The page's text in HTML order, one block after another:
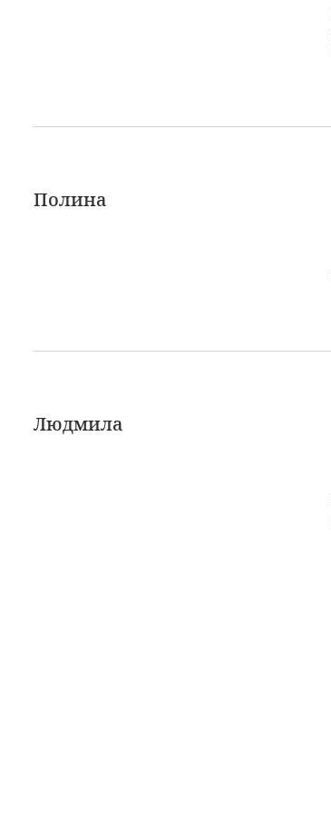
Полина
Людмила